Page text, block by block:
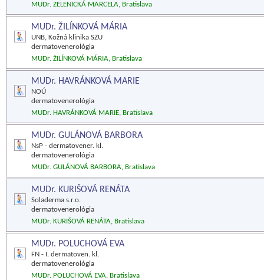
MUDr. ZELENICKÁ MARCELA, Bratislava
MUDr. ŽILÍNKOVÁ MÁRIA
UNB, Kožná klinika SZU
dermatovenerológia
MUDr. ŽILÍNKOVÁ MÁRIA, Bratislava
MUDr. HAVRÁNKOVÁ MARIE
NOÚ
dermatovenerológia
MUDr. HAVRÁNKOVÁ MARIE, Bratislava
MUDr. GULÁNOVÁ BARBORA
NsP - dermatovener. kl.
dermatovenerológia
MUDr. GULÁNOVÁ BARBORA, Bratislava
MUDr. KURIŠOVÁ RENÁTA
Soladerma s.r.o.
dermatovenerológia
MUDr. KURIŠOVÁ RENÁTA, Bratislava
MUDr. POLUCHOVÁ EVA
FN - I. dermatoven. kl.
dermatovenerológia
MUDr. POLUCHOVÁ EVA, Bratislava